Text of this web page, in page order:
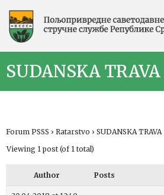
SUDANSKA TRAVA
Forum PSSS › Ratarstvo › SUDANSKA TRAVA
Viewing 1 post (of 1 total)
Author Posts